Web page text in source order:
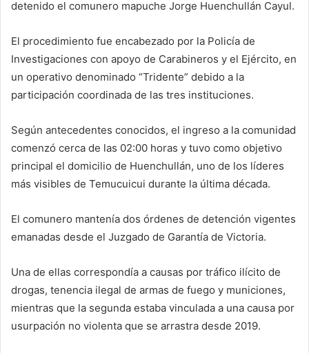
detenido el comunero mapuche Jorge Huenchullán Cayul.
El procedimiento fue encabezado por la Policía de
Investigaciones con apoyo de Carabineros y el Ejército, en
un operativo denominado “Tridente” debido a la
participación coordinada de las tres instituciones.
Según antecedentes conocidos, el ingreso a la comunidad
comenzó cerca de las 02:00 horas y tuvo como objetivo
principal el domicilio de Huenchullán, uno de los líderes
más visibles de Temucuicui durante la última década.
El comunero mantenía dos órdenes de detención vigentes
emanadas desde el Juzgado de Garantía de Victoria.
Una de ellas correspondía a causas por tráfico ilícito de
drogas, tenencia ilegal de armas de fuego y municiones,
mientras que la segunda estaba vinculada a una causa por
usurpación no violenta que se arrastra desde 2019.